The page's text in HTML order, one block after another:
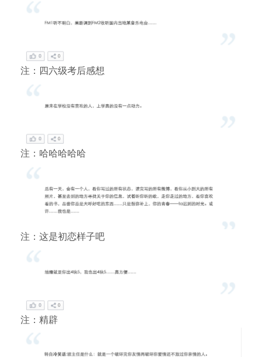
注：四六级考后感想
注：哈哈哈哈哈
注：这是初恋样子吧
注：精辟